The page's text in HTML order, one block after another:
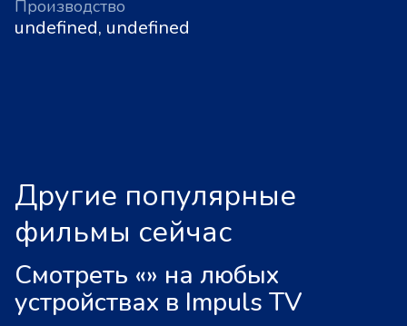
Производство
undefined, undefined
Другие популярные
фильмы сейчас
Смотреть «» на любых
устройствах в Impuls TV